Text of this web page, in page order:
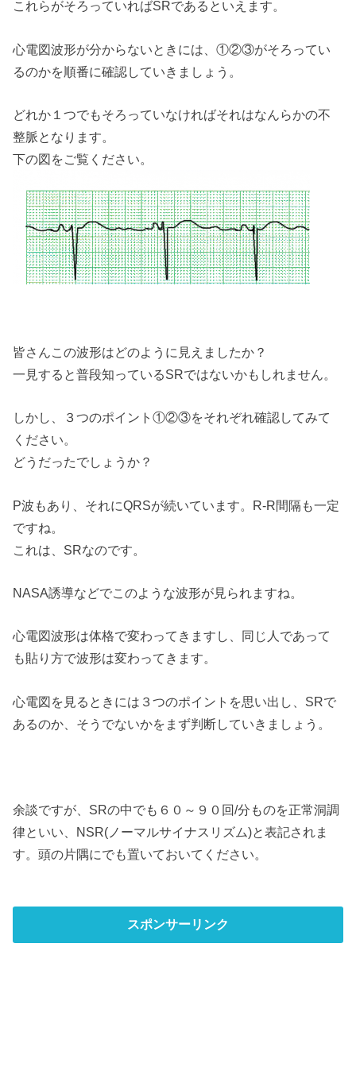
これらがそろっていればSRであるといえます。
心電図波形が分からないときには、①②③がそろってい
るのかを順番に確認していきましょう。
どれか１つでもそろっていなければそれはなんらかの不
整脈となります。
下の図をご覧ください。
皆さんこの波形はどのように見えましたか？
一見すると普段知っているSRではないかもしれません。
しかし、３つのポイント①②③をそれぞれ確認してみて
ください。
どうだったでしょうか？
P波もあり、それにQRSが続いています。R-R間隔も一定
ですね。
これは、SRなのです。
NASA誘導などでこのような波形が見られますね。
心電図波形は体格で変わってきますし、同じ人であって
も貼り方で波形は変わってきます。
心電図を見るときには３つのポイントを思い出し、SRで
あるのか、そうでないかをまず判断していきましょう。
余談ですが、SRの中でも６０～９０回/分ものを正常洞調
律といい、NSR(ノーマルサイナスリズム)と表記されま
す。頭の片隅にでも置いておいてください。
スポンサーリンク